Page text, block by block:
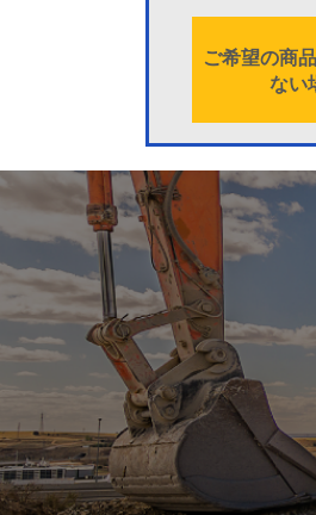
ご希望の商
ない